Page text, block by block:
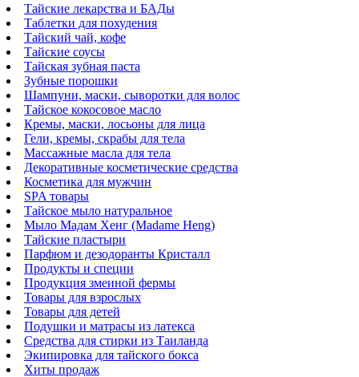
Тайские лекарства и БАДы
Таблетки для похудения
Тайский чай, кофе
Тайские соусы
Тайская зубная паста
Зубные порошки
Шампуни, маски, сыворотки для волос
Тайское кокосовое масло
Кремы, маски, лосьоны для лица
Гели, кремы, скрабы для тела
Массажные масла для тела
Декоративные косметические средства
Косметика для мужчин
SPA товары
Тайское мыло натуральное
Мыло Мадам Хенг (Madame Heng)
Тайские пластыри
Парфюм и дезодоранты Кристалл
Продукты и специи
Продукция змеиной фермы
Товары для взрослых
Товары для детей
Подушки и матрасы из латекса
Средства для стирки из Таиланда
Экипировка для тайского бокса
Хиты продаж